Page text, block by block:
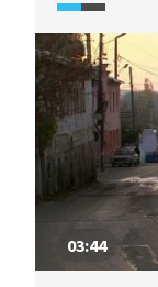
kolektivizaci
03:44